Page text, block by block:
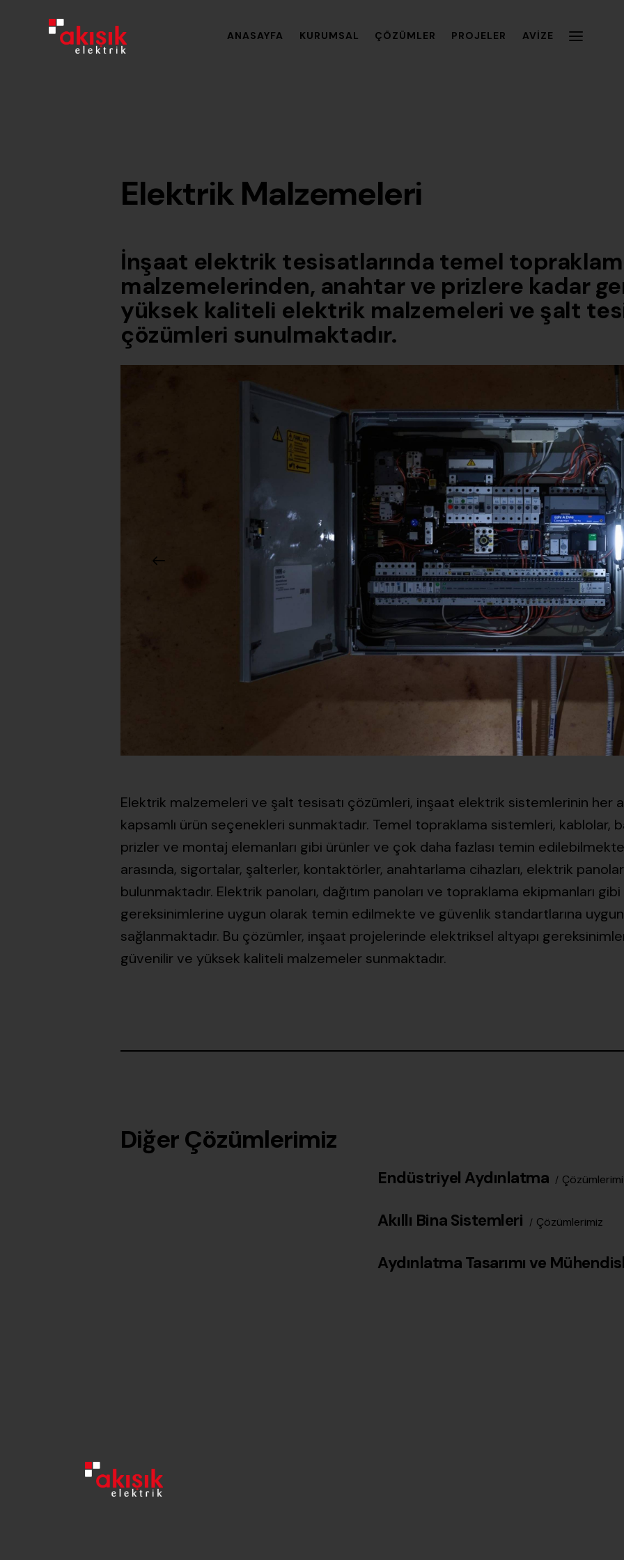
ANASAYFA KURUMSAL ÇÖZÜMLER PROJELER AVIZE
Elektrik Malzemeleri
İnşaat elektrik tesisatlarında temel
malzemelerinden, anahtar ve prizlere kadar
yüksek kaliteli elektrik malzemeleri ve şalt
çözümleri sunulmaktadır.
Elektrik malzemeleri ve şalt tesisatı çözümleri, inşaat elektrik sistemlerinin her
kapsamlı ürün seçenekleri sunmaktadır. Temel topraklama sistemleri, kablolar,
prizler ve montaj elemanları gibi ürünler ve çok daha fazlası temin
arasında, sigortalar, şalterler, kontaktörler, anahtarlama cihazları, elektrik
bulunmaktadır. Elektrik panoları, dağıtım panoları ve topraklama ekipmanları
gereksinimlerine uygun olarak temin edilmekte ve güvenlik standartlarına
sağlanmaktadır. Bu çözümler, inşaat projelerinde elektriksel altyapı
güvenilir ve yüksek kaliteli malzemeler sunmaktadır.
Diğer Çözümlerimiz
Endüstriyel Aydınlatma
Çözümlerimiz
Akıllı Bina Sistemleri
Aydınlatma Tasarımı ve